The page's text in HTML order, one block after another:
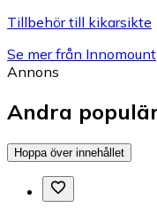
Tillbehör till kikarsikte
Se mer från Innomount
Annons
Andra
Hoppa över innehållet